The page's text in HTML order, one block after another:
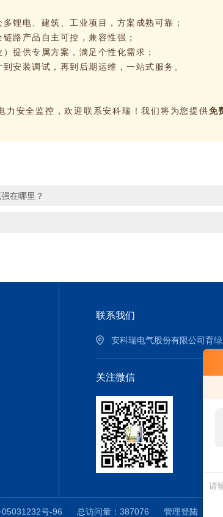
锂电、建筑、工业项目，方案成熟可靠；
路产品自主可控，兼容性强；
提供专属方案，满足个性化需求；
安装调试，再到后期运维，一站式服务。
安全监控，欢迎联系安科瑞！我们将为您提供免
在哪里？
联系我们
安科瑞电气股份有限公司育
关注微信
号-96 总访问量：387076 管理登陆